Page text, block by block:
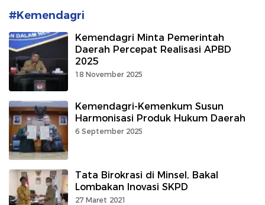
#Kemendagri
Kemendagri Minta Pemerintah
Daerah Percepat Realisasi APBD
2025
18 November 2025
Kemendagri-Kemenkum Susun
Harmonisasi Produk Hukum Daerah
6 September 2025
Tata Birokrasi di Minsel, Bakal
Lombakan Inovasi SKPD
27 Maret 2021